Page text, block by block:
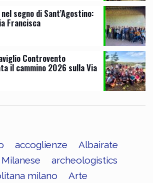
segno di Sant’Agostino:
Francisca
Controvento
il cammino 2026 sulla Via
accoglienze
Albairate
archeologistics
milano
Arte